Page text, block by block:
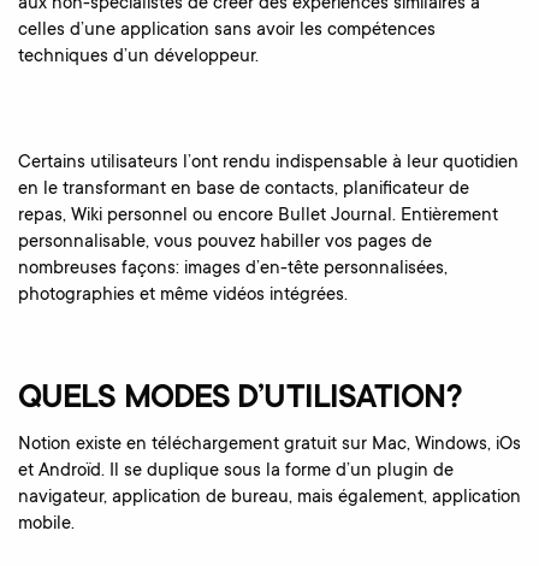
celles d’une application sans avoir les compétences
techniques d’un développeur.
Certains utilisateurs l’ont rendu indispensable à leur quotidien
en le transformant en base de contacts, planificateur de
repas, Wiki personnel ou encore Bullet Journal. Entièrement
personnalisable, vous pouvez habiller vos pages de
nombreuses façons: images d’en-tête personnalisées,
photographies et même vidéos intégrées.
QUELS MODES D’UTILISATION?
Notion existe en téléchargement gratuit sur Mac, Windows, iOs
et Androïd. Il se duplique sous la forme d’un plugin de
navigateur, application de bureau, mais également, application
mobile.